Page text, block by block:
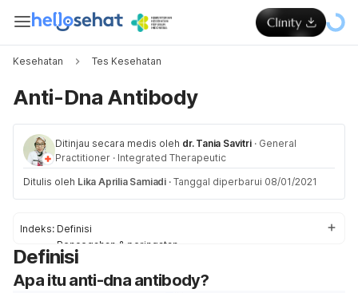
Kesehatan Tes Kesehatan
Anti-Dna Antibody
Ditinjau secara medis oleh dr. Tania Savitri · General
Practitioner · Integrated Therapeutic
Ditulis oleh Lika Aprilia Samiadi · Tanggal diperbarui 08/01/2021
Indeks: Definisi
Pencegahan & peringatan
Proses
Penjelasan dari Hasil Tes
Definisi
Apa itu anti-dna antibody?